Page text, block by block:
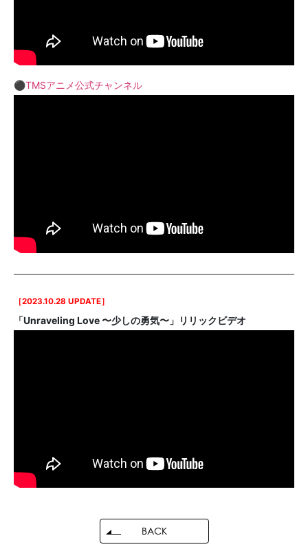
⚫︎TMSアニメ公式チャンネル
［2023.10.28 UPDATE］
「Unraveling Love 〜少しの勇気〜」リリックビデオ
BACK